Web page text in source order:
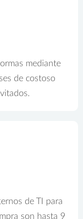
mediante
de costoso
de TI para
son hasta 9